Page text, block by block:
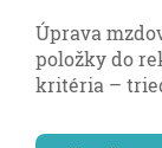
Úprava
položky do
kritéria –